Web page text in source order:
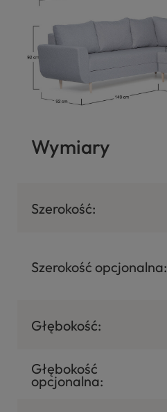
Wymiary
Szerokość:
Szerokość opcjonalna:
Głębokość:
Głębokość
opcjonalna: